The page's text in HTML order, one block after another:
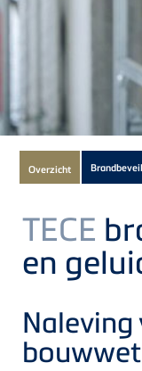
of
current
Product
Overzicht
TECE
en
Naleving